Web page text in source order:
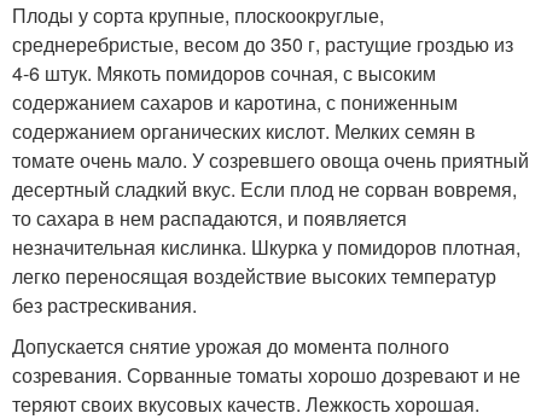
Плоды у сорта крупные, плоскоокруглые,
среднеребристые, весом до 350 г, растущие гроздью из
4-6 штук. Мякоть помидоров сочная, с высоким
содержанием сахаров и каротина, с пониженным
содержанием органических кислот. Мелких семян в
томате очень мало. У созревшего овоща очень приятный
десертный сладкий вкус. Если плод не сорван вовремя,
то сахара в нем распадаются, и появляется
незначительная кислинка. Шкурка у помидоров плотная,
легко переносящая воздействие высоких температур
без растрескивания.
Допускается снятие урожая до момента полного
созревания. Сорванные томаты хорошо дозревают и не
теряют своих вкусовых качеств. Лежкость хорошая.